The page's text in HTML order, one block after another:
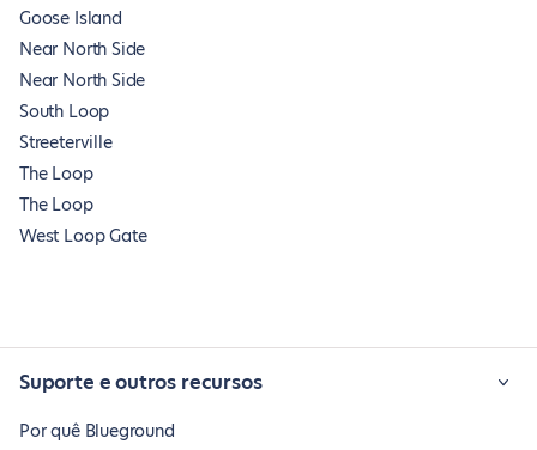
Goose Island
Near North Side
Near North Side
South Loop
Streeterville
The Loop
The Loop
West Loop Gate
Suporte e outros recursos
Por quê Blueground